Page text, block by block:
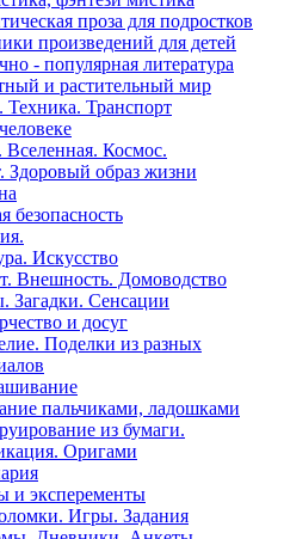
проза для подростков
произведений для детей
- популярная литература
и растительный мир
Техника. Транспорт
Вселенная. Космос.
Здоровый образ жизни
безопасность
Искусство
Внешность. Домоводство
Загадки. Сенсации
и досуг
Поделки из разных
пальчиками, ладошками
из бумаги.
Оригами
и эксперементы
Игры. Задания